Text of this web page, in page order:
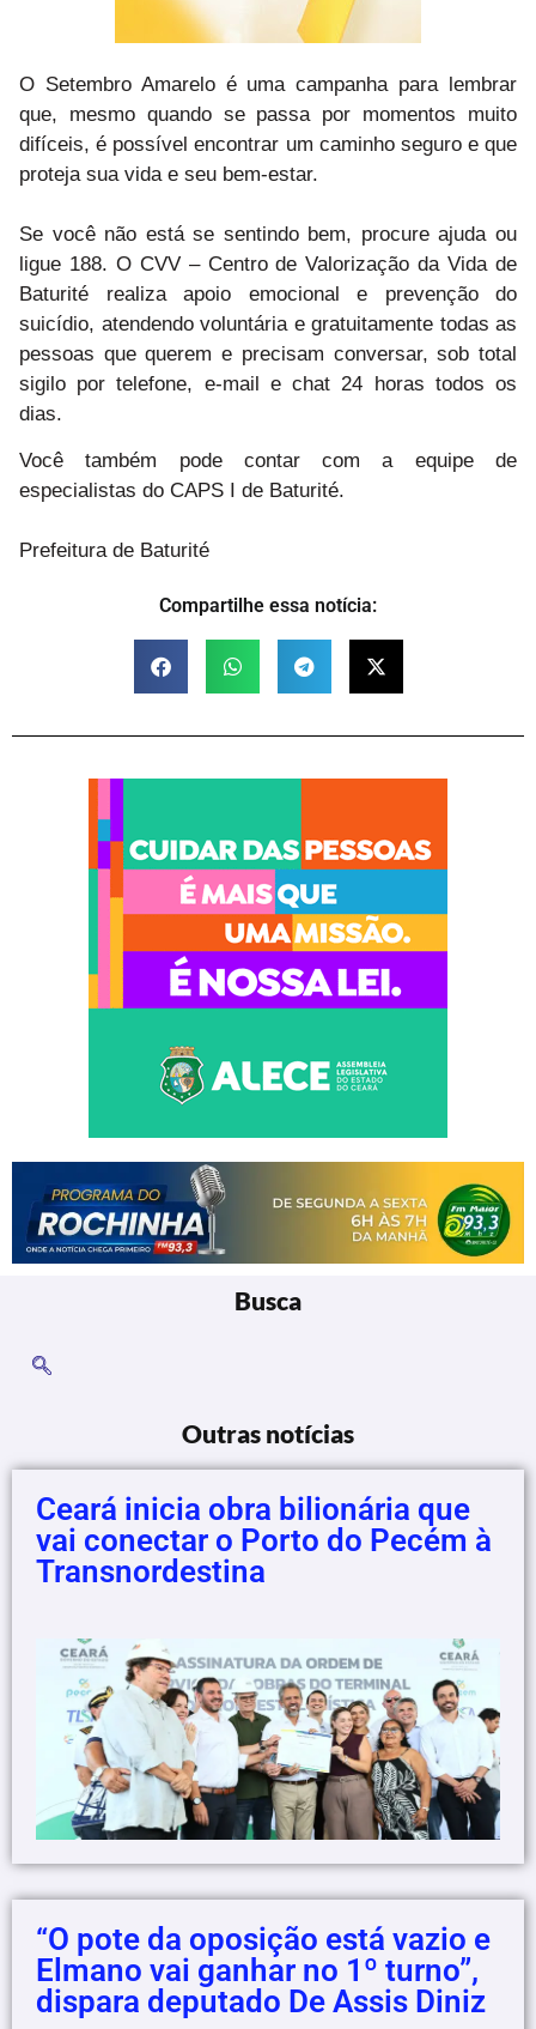
O Setembro Amarelo é uma campanha para lembrar
que, mesmo quando se passa por momentos muito
difíceis, é possível encontrar um caminho seguro e que
proteja sua vida e seu bem-estar.
Se você não está se sentindo bem, procure ajuda ou
ligue 188. O CVV – Centro de Valorização da Vida de
Baturité realiza apoio emocional e prevenção do
suicídio, atendendo voluntária e gratuitamente todas as
pessoas que querem e precisam conversar, sob total
sigilo por telefone, e-mail e chat 24 horas todos os
dias.
Você também pode contar com a equipe de
especialistas do CAPS I de Baturité.
Prefeitura de Baturité
Compartilhe essa notícia:
Busca
Outras notícias
Ceará inicia obra bilionária que
vai conectar o Porto do Pecém à
Transnordestina
“O pote da oposição está vazio e
Elmano vai ganhar no 1º turno”,
dispara deputado De Assis Diniz